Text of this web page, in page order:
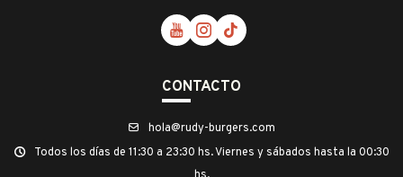
CONTACTO
hola@rudy-burgers.com
Todos los días de 11:30 a 23:30 hs. Viernes y sábados hasta la 00:30
  